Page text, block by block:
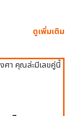
ดูเพิ่มเติม